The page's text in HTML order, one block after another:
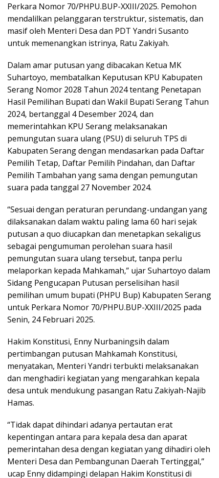
Perkara Nomor 70/PHPU.BUP-XXIII/2025. Pemohon
mendalilkan pelanggaran terstruktur, sistematis, dan
masif oleh Menteri Desa dan PDT Yandri Susanto
untuk memenangkan istrinya, Ratu Zakiyah.
Dalam amar putusan yang dibacakan Ketua MK
Suhartoyo, membatalkan Keputusan KPU Kabupaten
Serang Nomor 2028 Tahun 2024 tentang Penetapan
Hasil Pemilihan Bupati dan Wakil Bupati Serang Tahun
2024, bertanggal 4 Desember 2024, dan
memerintahkan KPU Serang melaksanakan
pemungutan suara ulang (PSU) di seluruh TPS di
Kabupaten Serang dengan mendasarkan pada Daftar
Pemilih Tetap, Daftar Pemilih Pindahan, dan Daftar
Pemilih Tambahan yang sama dengan pemungutan
suara pada tanggal 27 November 2024.
“Sesuai dengan peraturan perundang-undangan yang
dilaksanakan dalam waktu paling lama 60 hari sejak
putusan a quo diucapkan dan menetapkan sekaligus
sebagai pengumuman perolehan suara hasil
pemungutan suara ulang tersebut, tanpa perlu
melaporkan kepada Mahkamah,” ujar Suhartoyo dalam
Sidang Pengucapan Putusan perselisihan hasil
pemilihan umum bupati (PHPU Bup) Kabupaten Serang
untuk Perkara Nomor 70/PHPU.BUP-XXIII/2025 pada
Senin, 24 Februari 2025.
Hakim Konstitusi, Enny Nurbaningsih dalam
pertimbangan putusan Mahkamah Konstitusi,
menyatakan, Menteri Yandri terbukti melaksanakan
dan menghadiri kegiatan yang mengarahkan kepala
desa untuk mendukung pasangan Ratu Zakiyah-Najib
Hamas.
“Tidak dapat dihindari adanya pertautan erat
kepentingan antara para kepala desa dan aparat
pemerintahan desa dengan kegiatan yang dihadiri oleh
Menteri Desa dan Pembangunan Daerah Tertinggal,”
ucap Enny didampingi delapan Hakim Konstitusi di